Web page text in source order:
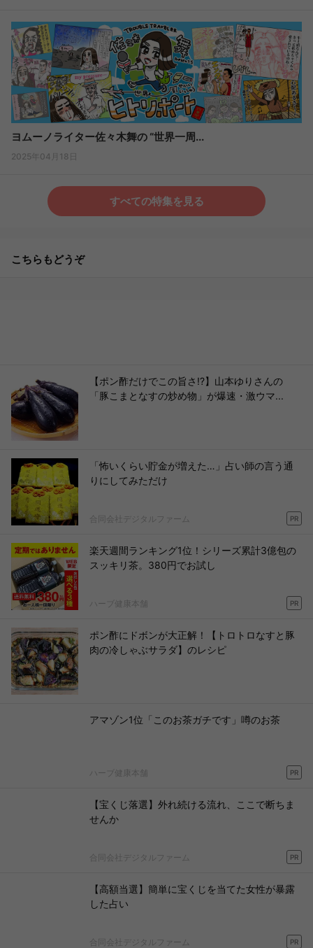
ヨムーノライター佐々木舞の “世界一周...
2025年04月18日
すべての特集を見る
こちらもどうぞ
【ポン酢だけでこの旨さ!?】山本ゆりさんの
「豚こまとなすの炒め物」が爆速・激ウマ...
「怖いくらい貯金が増えた…」占い師の言う通
りにしてみただけ
合同会社デジタルファーム PR
楽天週間ランキング1位！シリーズ累計3億包の
スッキリ茶。380円でお試し
ハーブ健康本舗 PR
ポン酢にドボンが大正解！【トロトロなすと豚
肉の冷しゃぶサラダ】のレシピ
アマゾン1位「このお茶ガチです」噂のお茶
ハーブ健康本舗 PR
【宝くじ落選】外れ続ける流れ、ここで断ちま
せんか
合同会社デジタルファーム PR
【高額当選】簡単に宝くじを当てた女性が暴露
した占い
合同会社デジタルファーム PR